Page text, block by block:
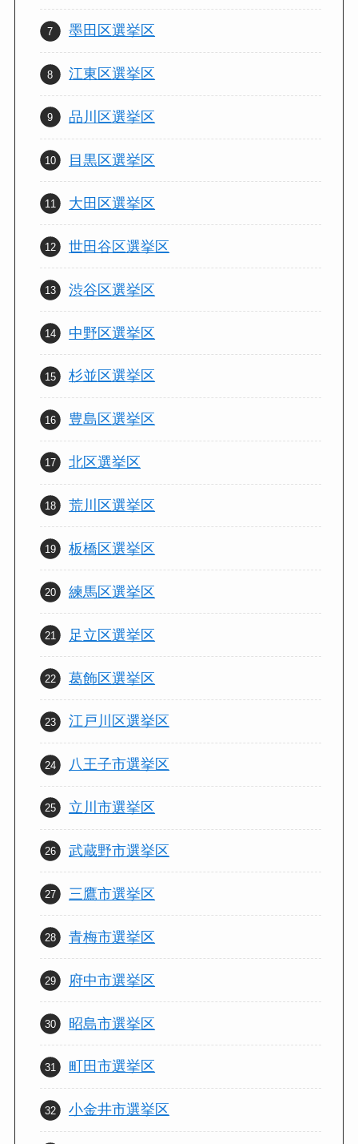
墨田区選挙区
江東区選挙区
品川区選挙区
目黒区選挙区
大田区選挙区
世田谷区選挙区
渋谷区選挙区
中野区選挙区
杉並区選挙区
豊島区選挙区
北区選挙区
荒川区選挙区
板橋区選挙区
練馬区選挙区
足立区選挙区
葛飾区選挙区
江戸川区選挙区
八王子市選挙区
立川市選挙区
武蔵野市選挙区
三鷹市選挙区
青梅市選挙区
府中市選挙区
昭島市選挙区
町田市選挙区
小金井市選挙区